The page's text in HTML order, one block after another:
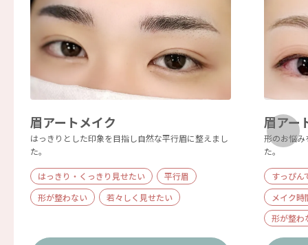
眉アートメイク
はっきりとした印象を目指し自然な平行眉に整えまし
た。
はっきり・くっきり見せたい
平行眉
形が整わない
若々しく見せたい
眉アー
形のお悩み
た。
すっぴん
メイク
形が整わ